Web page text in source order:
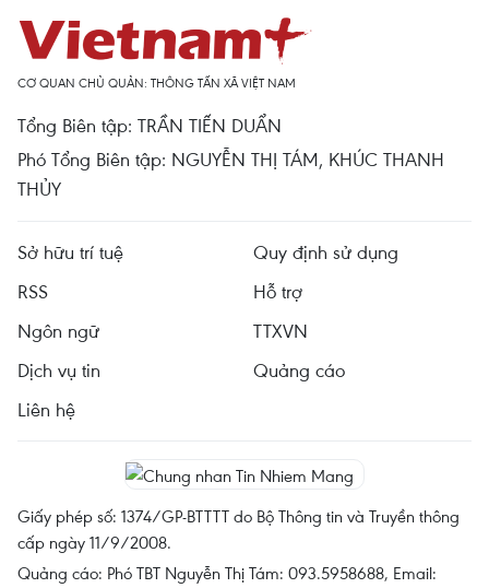
CƠ QUAN CHỦ QUẢN: THÔNG TẤN XÃ VIỆT NAM
Tổng Biên tập: TRẦN TIẾN DUẨN
Phó Tổng Biên tập: NGUYỄN THỊ TÁM, KHÚC THANH
THỦY
Sở hữu trí tuệ
Quy định sử dụng
RSS
Hỗ trợ
Ngôn ngữ
TTXVN
Dịch vụ tin
Quảng cáo
Liên hệ
Giấy phép số: 1374/GP-BTTTT do Bộ Thông tin và Truyền thông
cấp ngày 11/9/2008.
Quảng cáo: Phó TBT Nguyễn Thị Tám: 093.5958688, Email: